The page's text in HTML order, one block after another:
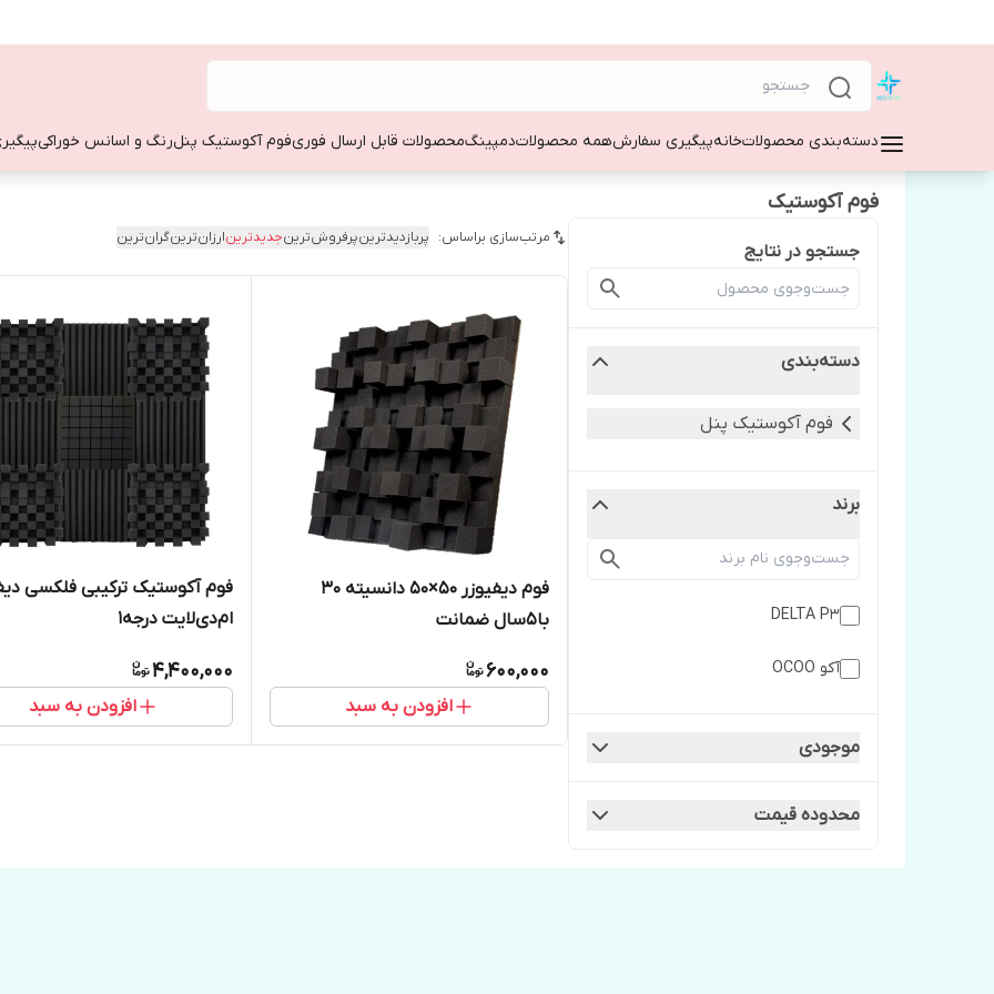
دسته‌بندی محصولاتخانهپیگیری سفارشهمه محصولاتدمپینگمحصولات قابل ارسال فوریفوم آکوستیک پنلرنگ و اسانس خوراکی
فوم آکوستیک
جستجو در نتایج
دسته‌بندی
فوم آکوستیک پنل
برند
DELTA P3
آکو OCOO
موجودی
محدوده قیمت
مرتب‌سازی براساس: پربازدیدترینپرفروش‌ترینجدیدترینارزان‌ترینگران‌ترین
فوم دیفیوزر 50×50 دانسیته 30
با۵سال ضمانت
600,000
افزودن به سبد
فوم آکوستیک ترکیبی فلکسی
ام‌دی‌لایت درجه1
4,400,000
افزودن به سبد